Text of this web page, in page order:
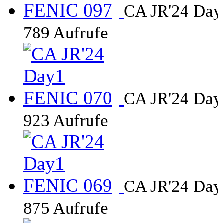
CA JR'24
789 Aufrufe
CA JR'24
923 Aufrufe
CA JR'24
875 Aufrufe